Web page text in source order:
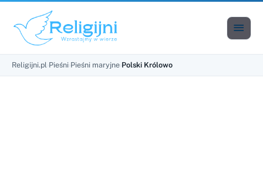

Religijni.pl›Pieśni›Pieśni maryjne›Polski Królowo